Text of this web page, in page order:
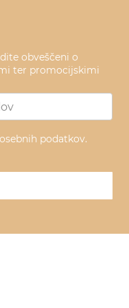
obveščeni o
ter promocijskimi
podatkov.